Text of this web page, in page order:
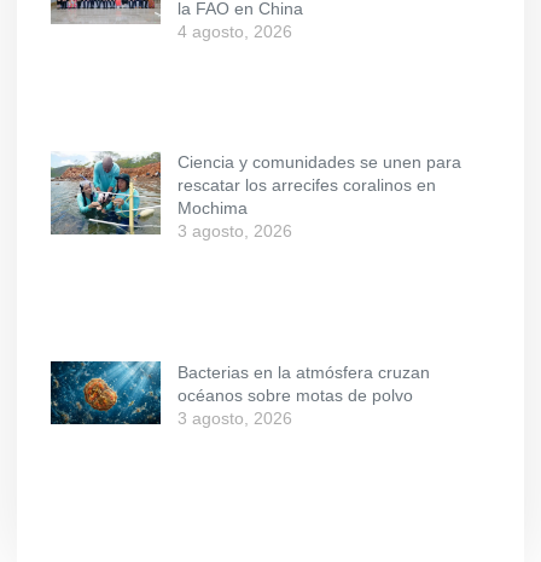
la FAO en China
4 agosto, 2026
Ciencia y comunidades se unen para
rescatar los arrecifes coralinos en
Mochima
3 agosto, 2026
Bacterias en la atmósfera cruzan
océanos sobre motas de polvo
3 agosto, 2026